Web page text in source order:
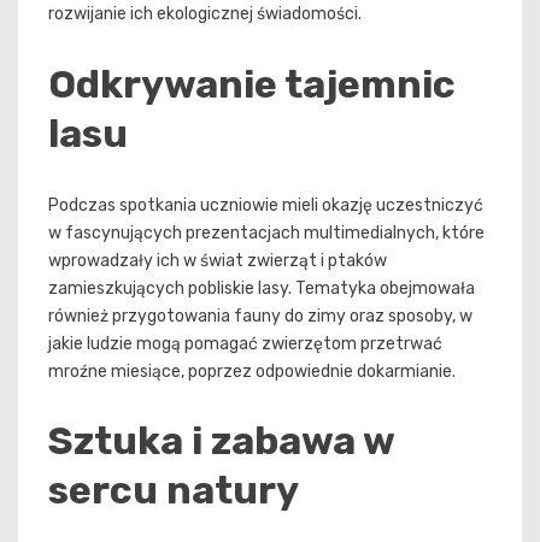
rozwijanie ich ekologicznej świadomości.
Odkrywanie tajemnic
lasu
Podczas spotkania uczniowie mieli okazję uczestniczyć
w fascynujących prezentacjach multimedialnych, które
wprowadzały ich w świat zwierząt i ptaków
zamieszkujących pobliskie lasy. Tematyka obejmowała
również przygotowania fauny do zimy oraz sposoby, w
jakie ludzie mogą pomagać zwierzętom przetrwać
mroźne miesiące, poprzez odpowiednie dokarmianie.
Sztuka i zabawa w
sercu natury